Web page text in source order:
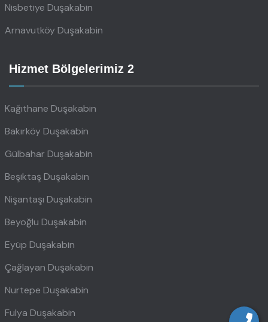
Nisbetiye Duşakabin
Arnavutköy Duşakabin
Hizmet Bölgelerimiz 2
Kağıthane Duşakabin
Bakırköy Duşakabin
Gülbahar Duşakabin
Beşiktaş Duşakabin
Nişantaşı Duşakabin
Beyoğlu Duşakabin
Eyüp Duşakabin
Çağlayan Duşakabin
Nurtepe Duşakabin
Fulya Duşakabin